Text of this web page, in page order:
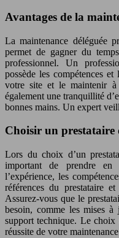
Avantages de la
La maintenance déléguée
permet de gagner du
professionnel. Un
possède les compétences et
votre site et le maintenir à
également une tranquillité
bonnes mains. Un expert
Choisir un prestataire
Lors du choix d’un
important de prendre en
l’expérience, les
références du prestataire
Assurez-vous que le
besoin, comme les mises à
support technique. Le choix
réussite de votre